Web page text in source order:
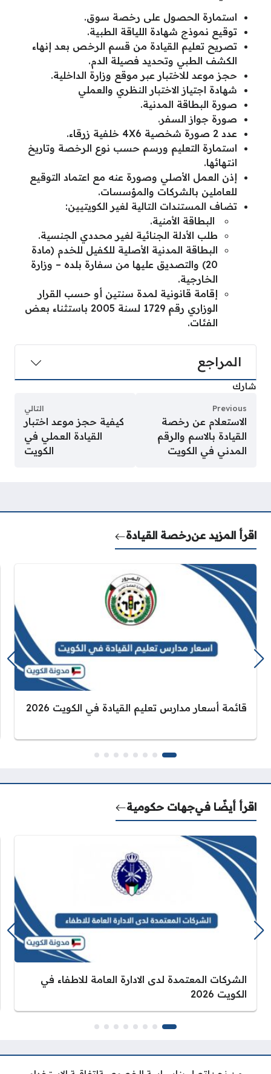
استمارة الحصول على رخصة سوق.
توقيع نموذج شهادة اللياقة الطبية.
تصريح تعليم القيادة من قسم الرخص بعد إنهاء
الكشف الطبي وتحديد فصيلة الدم.
حجز موعد للاختبار عبر موقع وزارة الداخلية.
شهادة اجتياز الاختبار النظري والعملي
صورة البطاقة المدنية.
صورة جواز السفر.
عدد 2 صورة شخصية 4X6 خلفية زرقاء.
استمارة التعليم ورسم حسب نوع الرخصة وتاريخ
انتهائها.
إذن العمل الأصلي وصورة عنه مع اعتماد التوقيع
للعاملين بالشركات والمؤسسات.
تضاف المستندات التالية لغير الكويتيين:
البطاقة الأمنية.
طلب الأدلة الجنائية لغير محددي الجنسية.
البطاقة المدنية الأصلية للكفيل للخدم (مادة
20) والتصديق عليها من سفارة بلده – وزارة
الخارجية.
إقامة قانونية لمدة سنتين أو حسب القرار
الوزاري رقم 1729 لسنة 2005 باستثناء بعض
الفئات.
المراجع
شارك
Previous
الاستعلام عن رخصة
القيادة بالاسم والرقم
المدني في الكويت
التالي
كيفية حجز موعد اختبار
القيادة العملي في
الكويت
اقرأ المزيد عنرخصة القيادة
قائمة أسعار مدارس تعليم القيادة في الكويت 2026
اقرأ أيضًا فيجهات حكومية
الشركات المعتمدة لدى الادارة العامة للاطفاء في
الكويت 2026